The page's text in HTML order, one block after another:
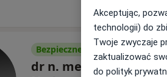
Bezpieczne płatności
dr n. med. Paweł
Akceptując,
technologii) do
Twoje zwyczaje
zaktualizować
do polityk